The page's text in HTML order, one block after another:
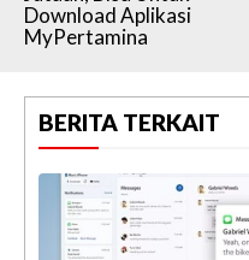
Download Aplikasi
MyPertamina
BERITA TERKAIT